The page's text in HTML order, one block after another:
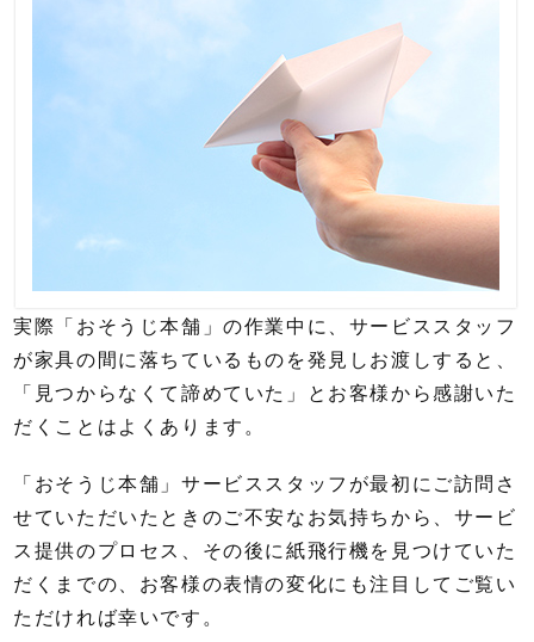
実際「おそうじ本舗」の作業中に、サービススタッフ
が家具の間に落ちているものを発見しお渡しすると、
「見つからなくて諦めていた」とお客様から感謝いた
だくことはよくあります。
「おそうじ本舗」サービススタッフが最初にご訪問さ
せていただいたときのご不安なお気持ちから、サービ
ス提供のプロセス、その後に紙飛行機を見つけていた
だくまでの、お客様の表情の変化にも注目してご覧い
ただければ幸いです。